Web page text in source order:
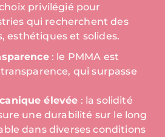
privilégié pour
qui recherchent des
esthétiques et solides.
: le PMMA est
qui surpasse
élevée : la solidité
une durabilité sur le long
dans diverses conditions